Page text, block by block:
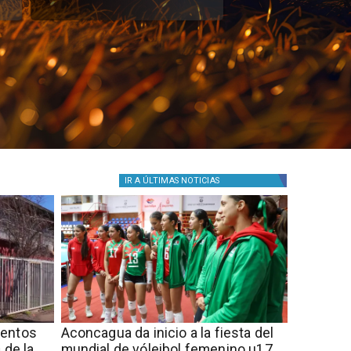
IR A ÚLTIMAS NOTICIAS
Aconcagua da inicio a la fiesta del